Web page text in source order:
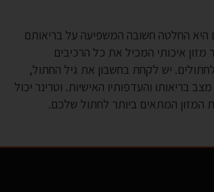
היא החלטה חשובה המשפיעה על בריאותם
מזון איכותי המכיל את כל הרכיבים
לחתולים. יש לקחת בחשבון את גיל החתול,
בריאותו והעדפותיו האישיות. וטרינר יכול
המזון המתאים ביותר לחתול שלכם.